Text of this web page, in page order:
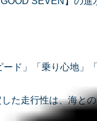
ド」「乗り心地」
た走行性は、海と